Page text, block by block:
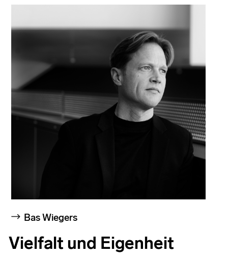
Bas Wiegers
Vielfalt und Eigenheit